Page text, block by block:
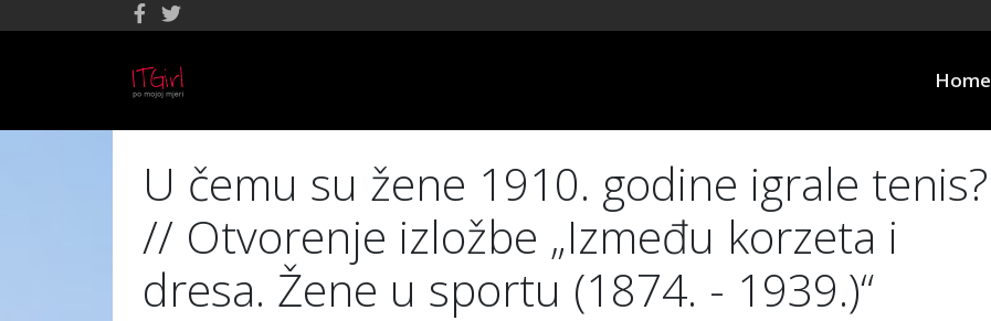
Home
U čemu su žene 1910. godine igrale tenis?
// Otvorenje izložbe „Između korzeta i
dresa. Žene u sportu (1874. - 1939.)“